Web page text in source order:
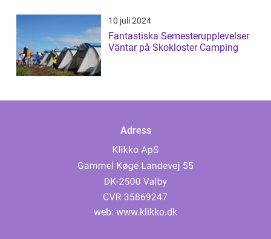
10 juli 2024
Fantastiska Semesterupplevelser
Väntar på Skokloster Camping
Adress
web: www.klikko.dk